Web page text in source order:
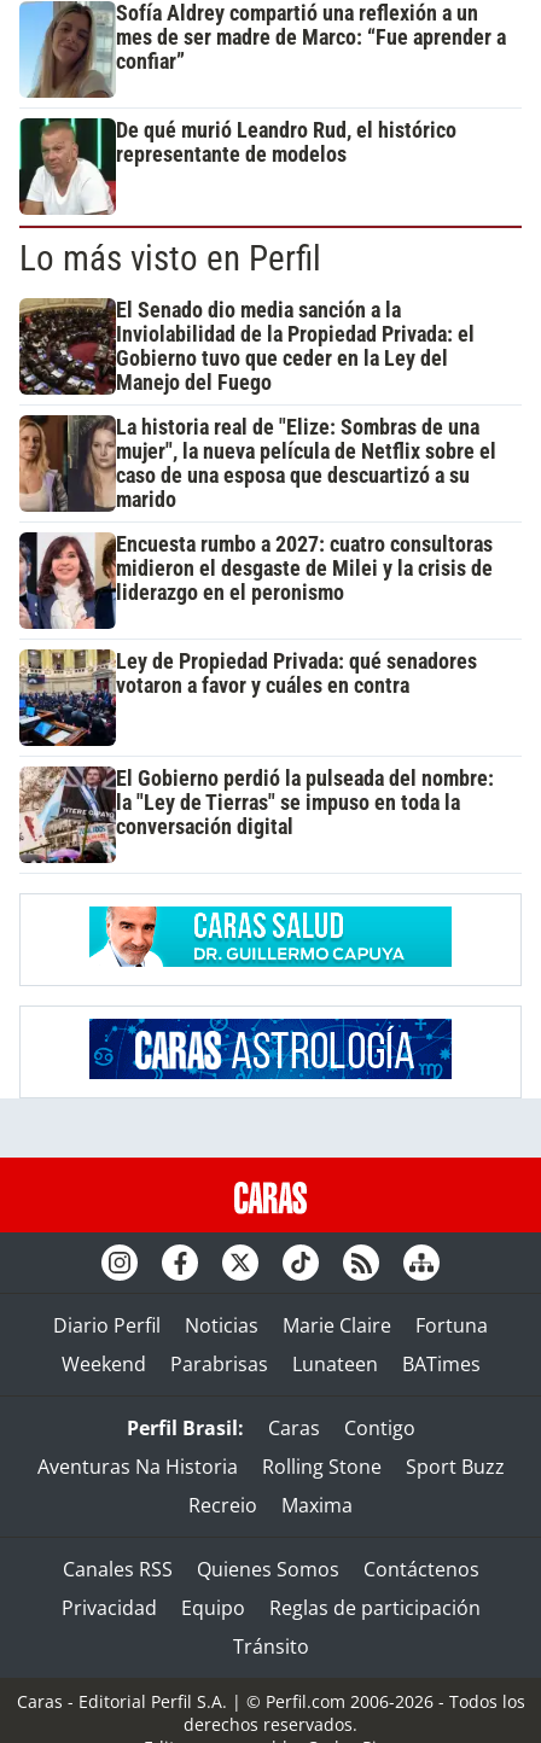
Sofía Aldrey compartió una reflexión a un
mes de ser madre de Marco: “Fue aprender a
confiar”
De qué murió Leandro Rud, el histórico
representante de modelos
Lo más visto en Perfil
El Senado dio media sanción a la
Inviolabilidad de la Propiedad Privada: el
Gobierno tuvo que ceder en la Ley del
Manejo del Fuego
La historia real de "Elize: Sombras de una
mujer", la nueva película de Netflix sobre el
caso de una esposa que descuartizó a su
marido
Encuesta rumbo a 2027: cuatro consultoras
midieron el desgaste de Milei y la crisis de
liderazgo en el peronismo
Ley de Propiedad Privada: qué senadores
votaron a favor y cuáles en contra
El Gobierno perdió la pulseada del nombre:
la "Ley de Tierras" se impuso en toda la
conversación digital
Diario Perfil Noticias Marie Claire
Fortuna
Weekend
Parabrisas Lunateen BATimes
Perfil Brasil: Caras
Contigo
Aventuras Na Historia
Rolling Stone
Sport Buzz
Recreio
Maxima
Canales RSS Quienes Somos
Contáctenos
Privacidad
Equipo
Reglas de participación
Tránsito
Caras - Editorial Perfil S.A. | © Perfil.com 2006-2026 - Todos los
derechos reservados.